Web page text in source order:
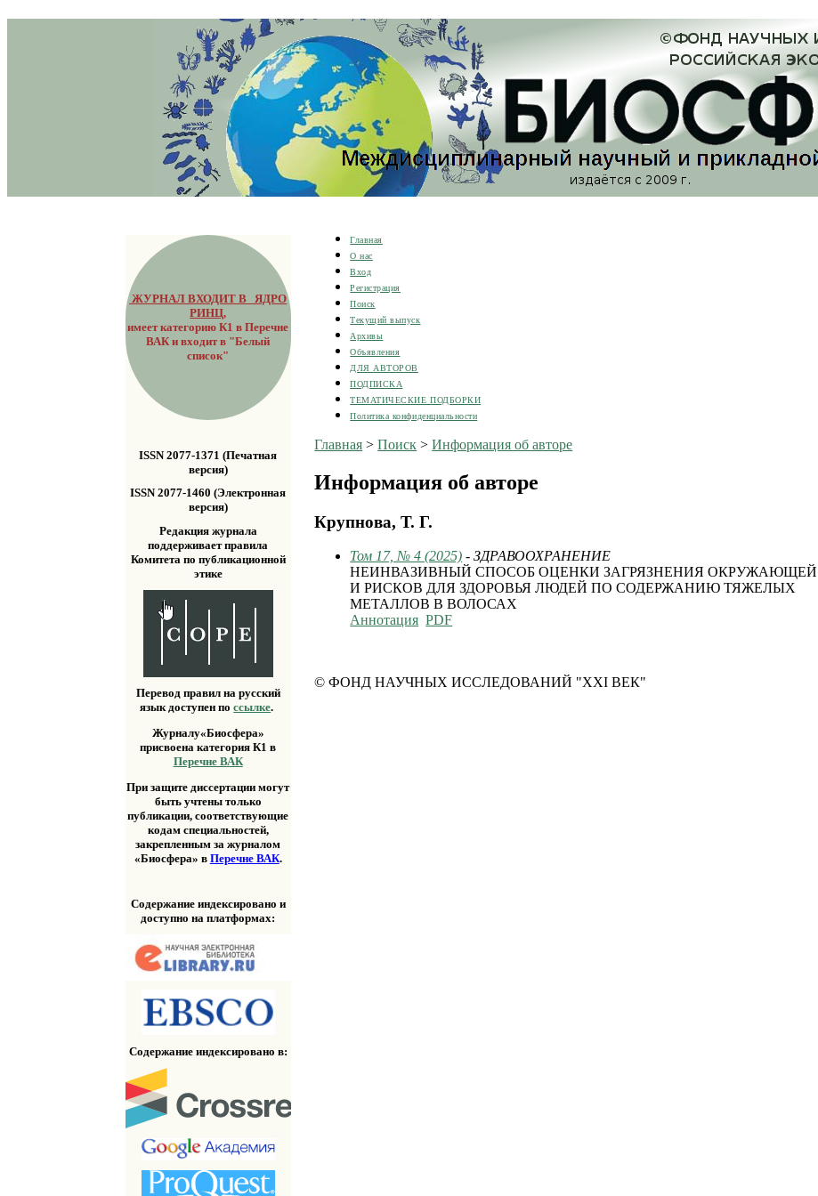
ЖУРНАЛ ВХОДИТ В ЯДРО
РИНЦ,
имеет категорию К1 в Перечне
ВАК и входит в "Белый
список"
ISSN 2077-1371 (Печатная
версия)
ISSN 2077-1460 (Электронная
версия)
Редакция журнала
поддерживает правила
Комитета по публикационной
этике
Перевод правил на русский
язык доступен поссылке.
Журналу«Биосфера»
присвоена категория К1 в
Перечне ВАК
При защите диссертации могут
быть учтены только
публикации, соответствующие
кодам специальностей,
закрепленным за журналом
«Биосфера» в Перечне ВАК.
Содержание индексировано и
доступно на платформах:
Содержание индексировано в:
Главная
О нас
Вход
Регистрация
Поиск
Текущий выпуск
Архивы
Объявления
ДЛЯ АВТОРОВ
ПОДПИСКА
ТЕМАТИЧЕСКИЕ ПОДБОРКИ
Политика конфиденциальности
Главная >Поиск >Информация об авторе
Информация об авторе
Крупнова, Т. Г.
Том 17, № 4 (2025) - ЗДРАВООХРАНЕНИЕ
НЕИНВАЗИВНЫЙ СПОСОБ ОЦЕНКИ ЗАГРЯЗНЕНИЯ
И РИСКОВ ДЛЯ ЗДОРОВЬЯ ЛЮДЕЙ ПО СОДЕРЖАНИЮ ТЯЖЕЛЫХ
МЕТАЛЛОВ В ВОЛОСАХ
Аннотация PDF
© ФОНД НАУЧНЫХ ИССЛЕДОВАНИЙ "XXI ВЕК"